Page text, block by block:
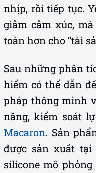
nhịp, rồi tiếp tục.
giảm cảm xúc,
toàn hơn cho “tài
Sau những phân
hiểm có thể dẫn
pháp thông minh
năng, kiểm soát
Macaron. Sản
được sản xuất
silicone mô